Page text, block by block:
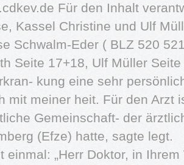
Für den Inhalt
Kassel Christine und Ulf
Schwalm-Eder ( BLZ 520
Seite 17+18, Ulf Müller
kung eine sehr
mit meiner heit. Für den Arz­t
Gemeinschaft- der
(Efz­e) hatte, sagte legt.
einmal: „Herr Doktor, in